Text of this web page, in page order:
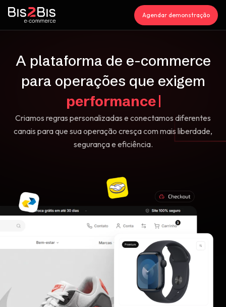
Agendar demonstração
A plataforma de e-commerce
para operações que exigem
perfo
Criamos regras personalizadas e conectamos diferentes
canais para que sua operação cresça com mais liberdade,
segurança e eficiência.